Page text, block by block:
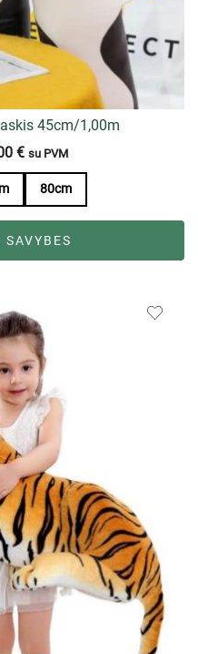
45cm/1,00m
€ su PVM
80cm